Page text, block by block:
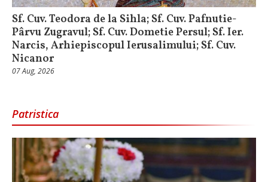
Sf. Cuv. Teodora de la Sihla; Sf. Cuv. Pafnutie-
Pârvu Zugravul; Sf. Cuv. Dometie Persul; Sf. Ier.
Narcis, Arhiepiscopul Ierusalimului; Sf. Cuv.
Nicanor
07 Aug, 2026
Patristica